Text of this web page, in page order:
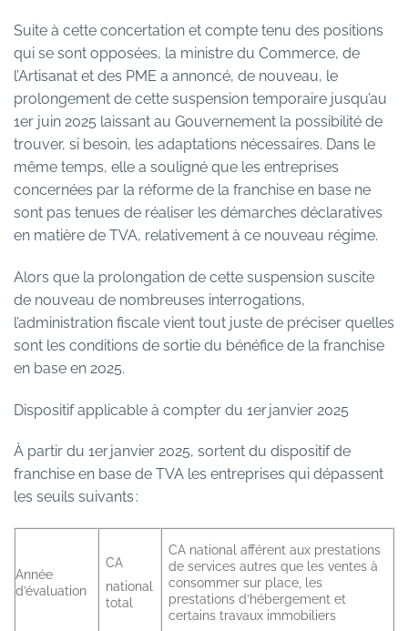
Suite à cette concertation et compte tenu des positions
qui se sont opposées, la ministre du Commerce, de
l’Artisanat et des PME a annoncé, de nouveau, le
prolongement de cette suspension temporaire jusqu’au
1er juin 2025 laissant au Gouvernement la possibilité de
trouver, si besoin, les adaptations nécessaires. Dans le
même temps, elle a souligné que les entreprises
concernées par la réforme de la franchise en base ne
sont pas tenues de réaliser les démarches déclaratives
en matière de TVA, relativement à ce nouveau régime.
Alors que la prolongation de cette suspension suscite
de nouveau de nombreuses interrogations,
l’administration fiscale vient tout juste de préciser quelles
sont les conditions de sortie du bénéfice de la franchise
en base en 2025.
Dispositif applicable à compter du 1er janvier 2025
À partir du 1er janvier 2025, sortent du dispositif de
franchise en base de TVA les entreprises qui dépassent
les seuils suivants :
Année
d’évaluation
CA
national
total
CA national afférent aux prestations
de services autres que les ventes à
consommer sur place, les
prestations d’hébergement et
certains travaux immobiliers